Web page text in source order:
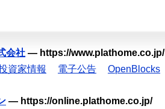
会社 — https://www.plathome.co.jp/
資家情報 電子公告 OpenBlocks
— https://online.plathome.co.jp/